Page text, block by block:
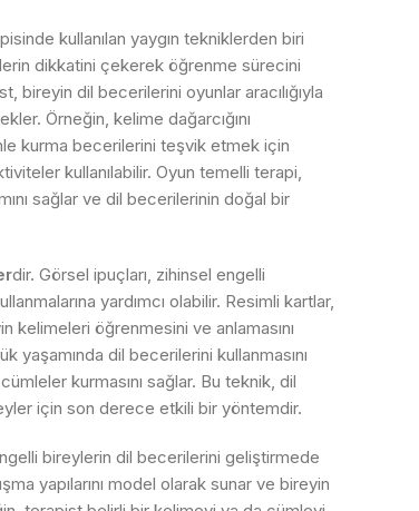
kullanılan yaygın tekniklerden biri
dikkatini çekerek öğrenme sürecini
bireyin dil becerilerini oyunlar aracılığıyla
Örneğin, kelime dağarcığını
kurma becerilerini teşvik etmek için
kullanılabilir. Oyun temelli terapi,
sağlar ve dil becerilerinin doğal bir
dir. Görsel ipuçları, zihinsel engelli
yardımcı olabilir. Resimli kartlar,
öğrenmesini ve anlamasını
yaşamında dil becerilerini kullanmasını
kurmasını sağlar. Bu teknik, dil
için son derece etkili bir yöntemdir.
bireylerin dil becerilerini geliştirmede
yapılarını model olarak sunar ve bireyin